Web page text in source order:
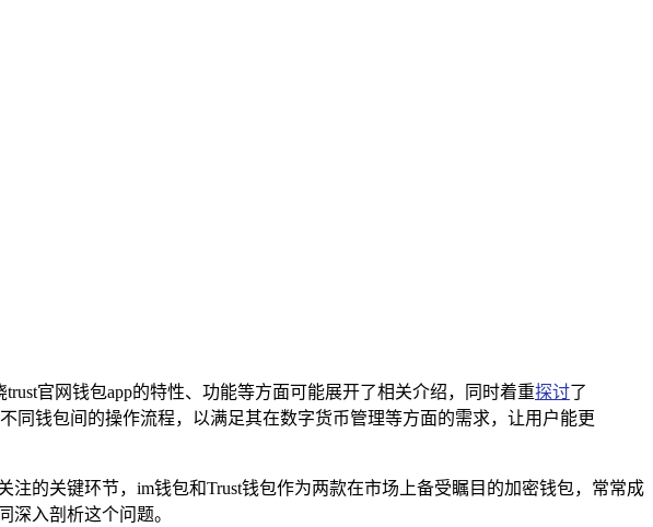
官网钱包app的特性、功能等方面可能展开了相关介绍，同时着重探讨了
同钱包间的操作流程，以满足其在数字货币管理等方面的需求，让用户能更
的关键环节，im钱包和Trust钱包作为两款在市场上备受瞩目的加密钱包，常常成
深入剖析这个问题。